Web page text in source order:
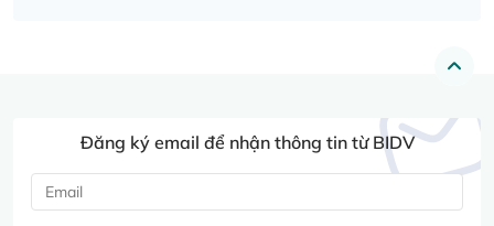
Đăng ký email để nhận thông tin từ BIDV